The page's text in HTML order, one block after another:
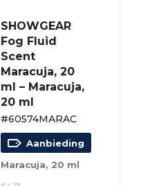
SHOWGEAR
Fog Fluid
Scent
Maracuja, 20
ml – Maracuja,
20 ml
#60574MARAC
Aanbieding
Maracuja, 20 ml